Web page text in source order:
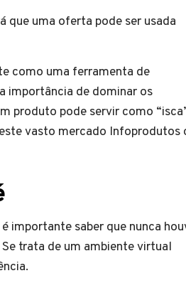
que uma oferta pode ser usada
como uma ferramenta de
importância de dominar os
produto pode servir como
vasto mercado Infoprodutos
é importante saber que nunca
trata de um ambiente virtual